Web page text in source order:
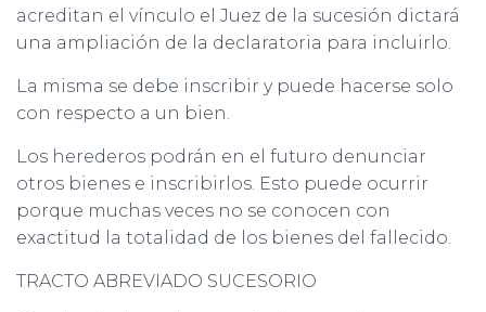
acreditan el vínculo el Juez de la sucesión dictará
una ampliación de la declaratoria para incluirlo.
La misma se debe inscribir y puede hacerse solo
con respecto a un bien.
Los herederos podrán en el futuro denunciar
otros bienes e inscribirlos. Esto puede ocurrir
porque muchas veces no se conocen con
exactitud la totalidad de los bienes del fallecido.
TRACTO ABREVIADO SUCESORIO